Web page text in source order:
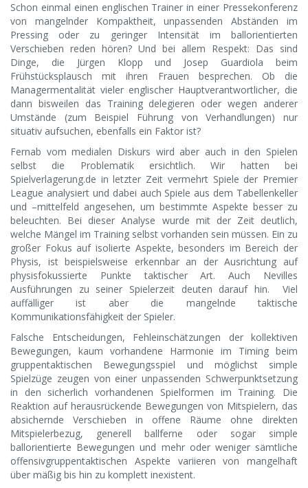
Schon einmal einen englischen Trainer in einer Pressekonferenz
von mangelnder Kompaktheit, unpassenden Abständen im
Pressing oder zu geringer Intensität im ballorientierten
Verschieben reden hören? Und bei allem Respekt: Das sind
Dinge, die Jürgen Klopp und Josep Guardiola beim
Frühstücksplausch mit ihren Frauen besprechen. Ob die
Managermentalität vieler englischer Hauptverantwortlicher, die
dann bisweilen das Training delegieren oder wegen anderer
Umstände (zum Beispiel Führung von Verhandlungen) nur
situativ aufsuchen, ebenfalls ein Faktor ist?
Fernab vom medialen Diskurs wird aber auch in den Spielen
selbst die Problematik ersichtlich. Wir hatten bei
Spielverlagerung.de in letzter Zeit vermehrt Spiele der Premier
League analysiert und dabei auch Spiele aus dem Tabellenkeller
und –mittelfeld angesehen, um bestimmte Aspekte besser zu
beleuchten. Bei dieser Analyse wurde mit der Zeit deutlich,
welche Mängel im Training selbst vorhanden sein müssen. Ein zu
großer Fokus auf isolierte Aspekte, besonders im Bereich der
Physis, ist beispielsweise erkennbar an der Ausrichtung auf
physisfokussierte Punkte taktischer Art. Auch Nevilles
Ausführungen zu seiner Spielerzeit deuten darauf hin. Viel
auffälliger ist aber die mangelnde taktische
Kommunikationsfähigkeit der Spieler.
Falsche Entscheidungen, Fehleinschätzungen der kollektiven
Bewegungen, kaum vorhandene Harmonie im Timing beim
gruppentaktischen Bewegungsspiel und möglichst simple
Spielzüge zeugen von einer unpassenden Schwerpunktsetzung
in den sicherlich vorhandenen Spielformen im Training. Die
Reaktion auf herausrückende Bewegungen von Mitspielern, das
absichernde Verschieben in offene Räume ohne direkten
Mitspielerbezug, generell ballferne oder sogar simple
ballorientierte Bewegungen und mehr oder weniger sämtliche
offensivgruppentaktischen Aspekte variieren von mangelhaft
über mäßig bis hin zu komplett inexistent.